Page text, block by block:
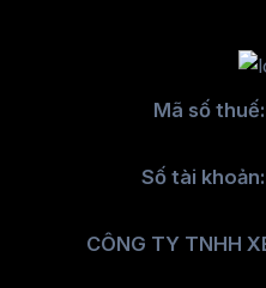
Mã số thuế:
Số tài khoản:
CÔNG TY TNHH